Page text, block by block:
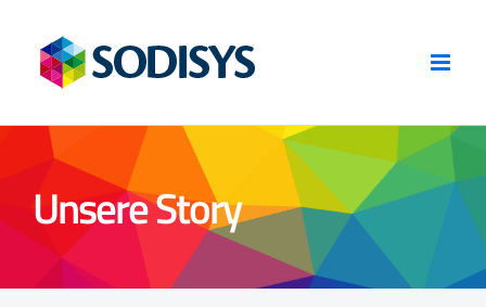
Inhalt
springen
Unsere Story